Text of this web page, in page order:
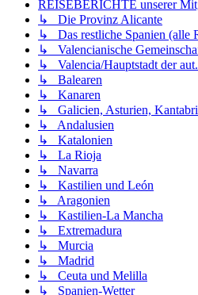
REISEBERICHTE unserer
↳ Die Provinz Alicante
↳ Das restliche Spanien (alle
↳ Valencianische
↳ Valencia/Hauptstadt der
↳ Balearen
↳ Kanaren
↳ Galicien, Asturien,
↳ Andalusien
↳ Katalonien
↳ La Rioja
↳ Navarra
↳ Kastilien und León
↳ Aragonien
↳ Kastilien-La Mancha
↳ Extremadura
↳ Murcia
↳ Madrid
↳ Ceuta und Melilla
↳ Spanien-Wetter